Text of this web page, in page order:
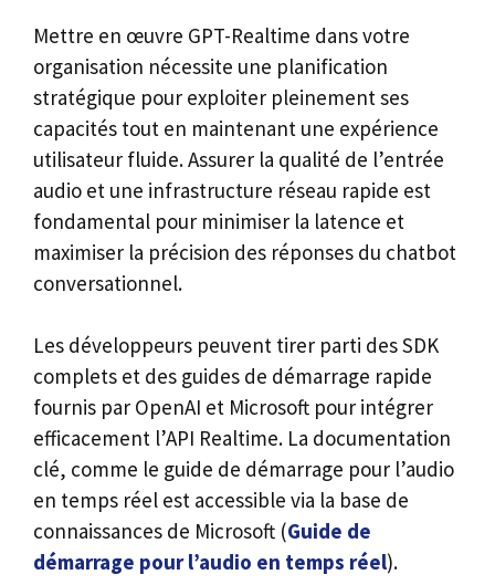
Mettre en œuvre GPT-Realtime dans votre
organisation nécessite une planification
stratégique pour exploiter pleinement ses
capacités tout en maintenant une expérience
utilisateur fluide. Assurer la qualité de l’entrée
audio et une infrastructure réseau rapide est
fondamental pour minimiser la latence et
maximiser la précision des réponses du chatbot
conversationnel.
Les développeurs peuvent tirer parti des SDK
complets et des guides de démarrage rapide
fournis par OpenAI et Microsoft pour intégrer
efficacement l’API Realtime. La documentation
clé, comme le guide de démarrage pour l’audio
en temps réel est accessible via la base de
connaissances de Microsoft (Guide de
démarrage pour l’audio en temps réel).